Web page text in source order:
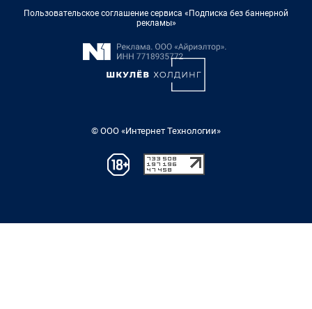
Пользовательское соглашение сервиса «Подписка без баннерной
рекламы»
© ООО «Интернет Технологии»